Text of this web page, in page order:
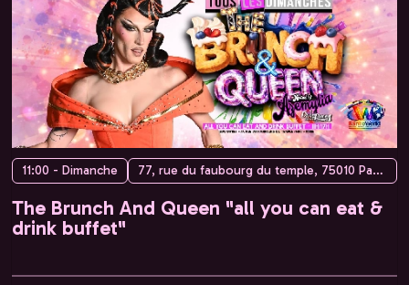
11:00 - Dimanche 77, rue du faubourg du temple, 75010 Paris, France
The Brunch And Queen "all you can eat &
drink buffet"